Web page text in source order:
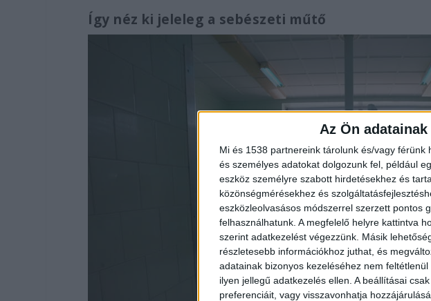
Az Ön
Mi és 1538 partnereink tárolunk és/vagy férünk
és személyes adatokat dolgozunk fel, például
eszköz személyre szabott hirdetésekhez és
közönségmérésekhez és
eszközleolvasásos módszerrel szerzett pontos
felhasználhatunk. A megfelelő helyre kattintva
szerint adatkezelést végezzünk. Másik
részletesebb információkhoz juthat, és
adatainak bizonyos kezeléséhez nem
ilyen jellegű adatkezelés ellen. A beállításai
preferenciáit, vagy visszavonhatja
Így néz ki jeleleg a sebészeti műtő